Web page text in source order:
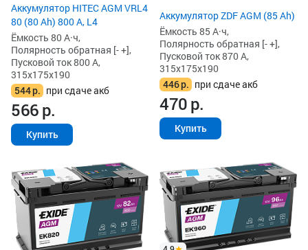
Аккумулятор HITEC AGM VRL4
80 (80 Ah) 800 А, L4
Ёмкость 80 А·ч,
Полярность обратная [- +],
Пусковой ток 800 А,
315x175x190
544р. при сдаче акб
566р.
Купить
Аккумулятор ZDF AGM (85 Ah)
Ёмкость 85 А·ч,
Полярность обратная [- +],
Пусковой ток 870 А,
315x175x190
446р. при сдаче акб
470р.
Купить